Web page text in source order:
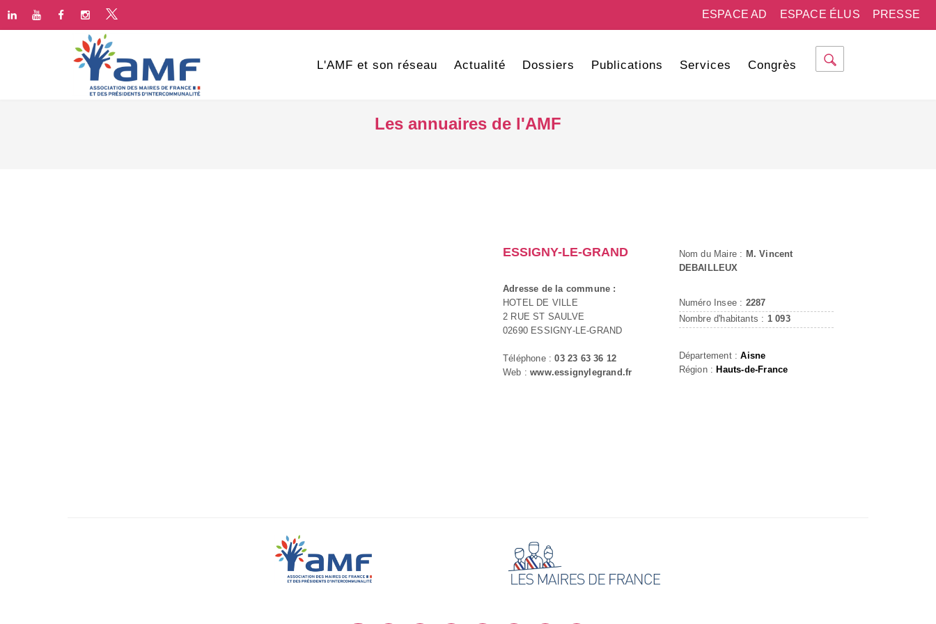
PRESSE
ESPACE ÉLUS
ESPACE AD
L'AMF et son réseau Actualité Dossiers Publications Services Congrès
Les annuaires de l'AMF
ESSIGNY-LE-GRAND
Adresse de la commune :
HOTEL DE VILLE
2 RUE ST SAULVE
02690 ESSIGNY-LE-GRAND
Téléphone :03 23 63 36 12
Web :www.essignylegrand.fr
Nom du Maire : M. Vincent
DEBAILLEUX
Numéro Insee : 2287
Nombre d'habitants : 1 093
Département :Aisne
Région : Hauts-de-France